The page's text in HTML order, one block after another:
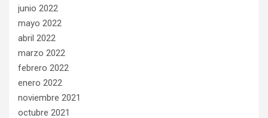
junio 2022
mayo 2022
abril 2022
marzo 2022
febrero 2022
enero 2022
noviembre 2021
octubre 2021